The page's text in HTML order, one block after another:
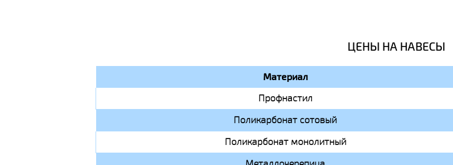
ЦЕНЫ НА НАВЕСЫ
Материал
Профнастил
Поликарбонат сотовый
Поликарбонат монолитный